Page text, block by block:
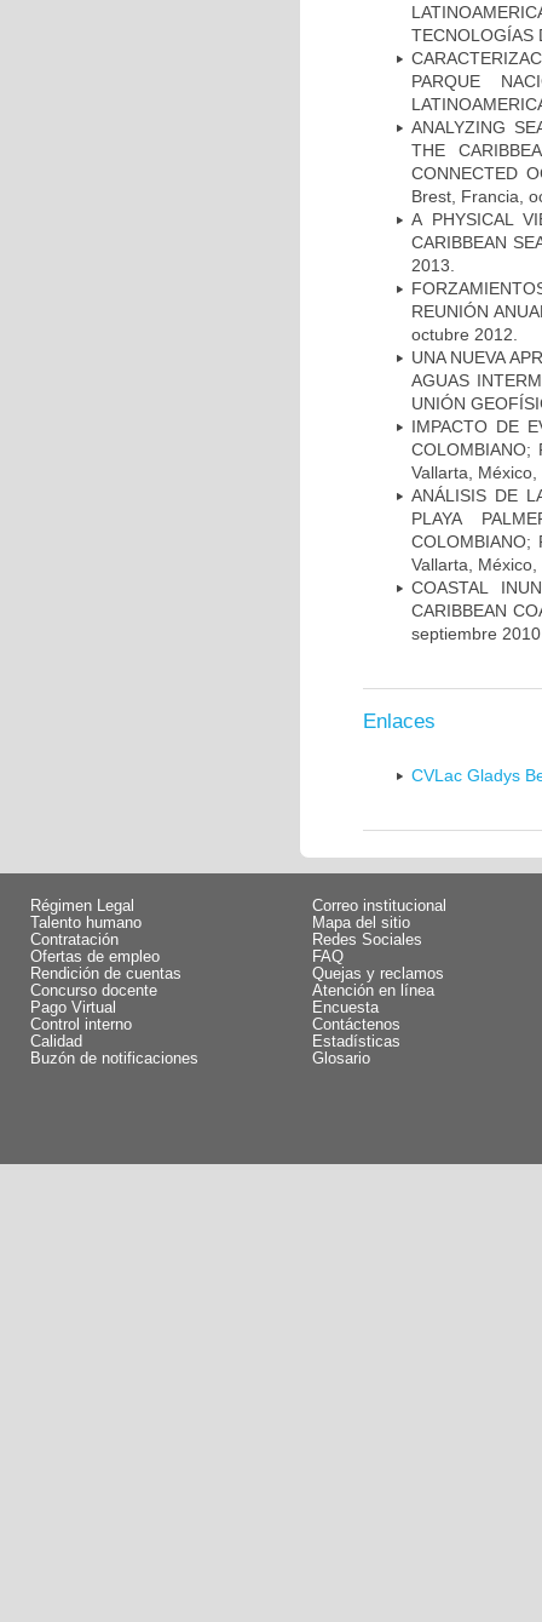
TECNOLOGÍAS
PARQUE
ANALYZING
THE
CONNECTED
Brest, Francia,
A PHYSICAL
CARIBBEAN
2013.
REUNIÓN
octubre 2012.
UNA NUEVA
AGUAS
UNIÓN
IMPACTO DE
COLOMBIANO;
Vallarta,
ANÁLISIS DE
PLAYA
COLOMBIANO;
Vallarta,
COASTAL
CARIBBEAN
septiembre
Enlaces
CVLac Gladys
Régimen Legal
Talento humano
Contratación
Ofertas de empleo
Rendición de cuentas
Concurso docente
Pago Virtual
Control interno
Calidad
Buzón de notificaciones
Correo institucional
Mapa del sitio
Redes Sociales
FAQ
Quejas y reclamos
Atención en línea
Encuesta
Contáctenos
Estadísticas
Glosario